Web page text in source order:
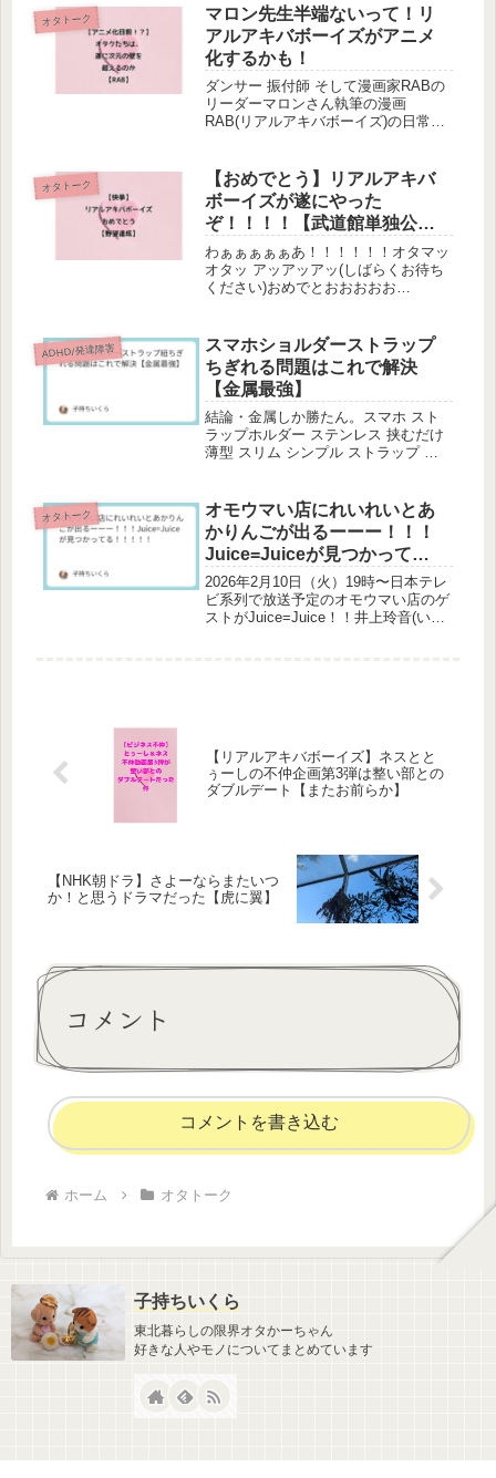
（奈々様も最高です）一言目の「おや
すみ ロジャー」で寝落ちしそうにな
り...
オタトーク
マロン先生半端ないって！リ
アルアキバボーイズがアニメ
化するかも！
ダンサー 振付師 そして漫画家RABの
リーダーマロンさん執筆の漫画
RAB(リアルアキバボーイズ)の日常描
ァ……！！！！嬉しすぎてちいかわ化
してしまったアラフォーいくらですお
はようござ...
オタトーク
【おめでとう】リアルアキバ
ボーイズが遂にやった
ぞ！！！！【武道館単独公演
決定】
わぁぁぁぁぁあ！！！！！！オタマッ
オタッ アッアッアッ(しばらくお待ち
ください)おめでとおおおおお
マンライブ！！！！2024年10月4
日……おめでとう…………リアルア...
ADHD/発達障害
スマホショルダーストラップ
ちぎれる問題はこれで解決
【金属最強】
結論・金属しか勝たん。スマホ スト
ラップホルダー ステンレス 挟むだけ
薄型 スリム シンプル ストラップ シ
iPhone Android 送料無料価格：500円
（...
オタトーク
オモウマい店にれいれいとあ
かりんごが出るーーー！！！
Juice=Juiceが見つかって
る！！！！！
2026年2月10日（火）19時〜日本テレ
ビ系列で放送予定のオモウマい店のゲ
ストがJuice=Juice！！井上玲音(いの
【リアルアキバボーイズ】ネスとと
ぅーしの不仲企画第3弾は整い部との
ダブルデート【またお前らか】
【NHK朝ドラ】さよーならまたいつ
か！と思うドラマだった【虎に翼】
コメント
コメントを書き込む
ホーム オタトーク
子持ちいくら
東北暮らしの限界オタかーちゃん
好きな人やモノについてまとめています